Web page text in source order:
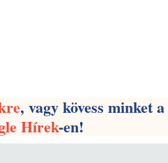
, vagy kövess minket a
Hírek-en!